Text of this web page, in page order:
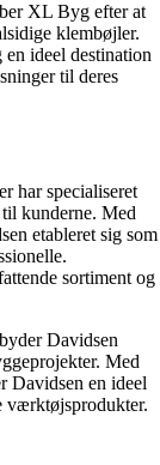
XL Byg efter at
klembøjler.
ideel destination
til deres
har specialiseret
kunderne. Med
etableret sig som
sortiment og
Davidsen
Med
Davidsen en ideel
værktøjsprodukter.